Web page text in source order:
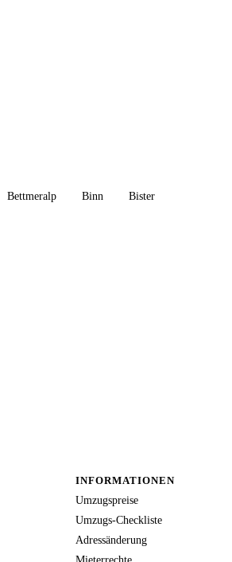
Bettmeralp Binn Bister
INFORMATIONEN
Umzugspreise
Umzugs-Checkliste
Adressänderung
Mieterrechte